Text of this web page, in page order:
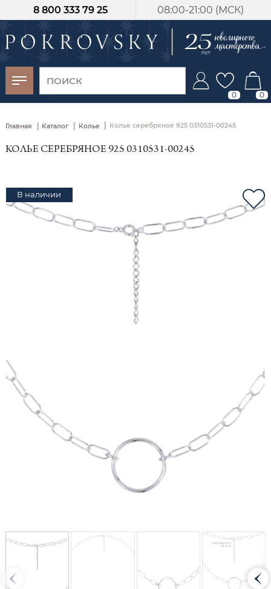
08:00-21:00 (МСК)
8 800 333 79 25
0 0
Главная | Каталог | Колье Колье серебряное 925 0310531-00245
КОЛЬЕ СЕРЕБРЯНОЕ 925 0310531-00245
В наличии
-30%
от 15 дней с
момента оплаты